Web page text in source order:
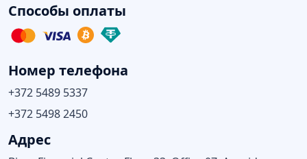
Способы оплаты
Номер телефона
+372 5489 5337
+372 5498 2450
Адрес